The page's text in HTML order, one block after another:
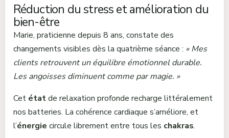
Réduction du stress et amélioration du
bien-être
Marie, praticienne depuis 8 ans, constate des
changements visibles dès la quatrième séance : « Mes
clients retrouvent un équilibre émotionnel durable.
Les angoisses diminuent comme par magie. »
Cet étatde relaxation profonde recharge littéralement
nos batteries. La cohérence cardiaque s’améliore, et
l’énergie circule librement entre tous les chakras.